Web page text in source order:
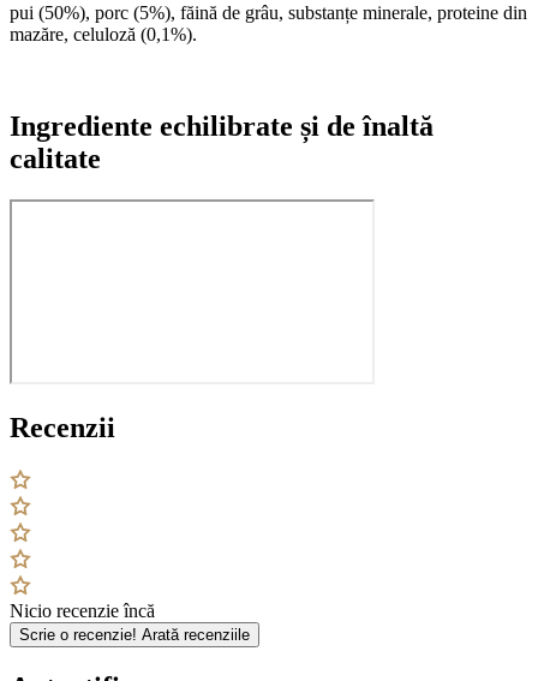
pui (50%), porc (5%), făină de grâu, substanțe minerale, proteine ​​din
mazăre, celuloză (0,1%).
Ingrediente echilibrate și de înaltă
calitate
Recenzii
Nicio recenzie încă
Scrie o recenzie! Arată recenziile